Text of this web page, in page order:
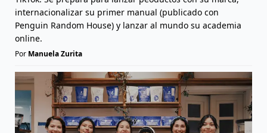
internacionalizar su primer manual (publicado con
Penguin Random House) y lanzar al mundo su academia
online.
Por Manuela Zurita